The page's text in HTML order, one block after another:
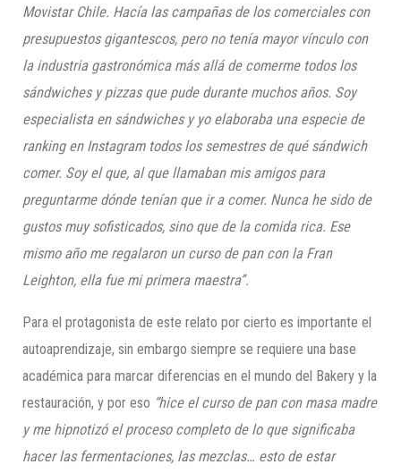
Movistar Chile. Hacía las campañas de los comerciales con
presupuestos gigantescos, pero no tenía mayor vínculo con
la industria gastronómica más allá de comerme todos los
sándwiches y pizzas que pude durante muchos años. Soy
especialista en sándwiches y yo elaboraba una especie de
ranking en Instagram todos los semestres de qué sándwich
comer. Soy el que, al que llamaban mis amigos para
preguntarme dónde tenían que ir a comer. Nunca he sido de
gustos muy sofisticados, sino que de la comida rica. Ese
mismo año me regalaron un curso de pan con la Fran
Leighton, ella fue mi primera maestra”.
Para el protagonista de este relato por cierto es importante el
autoaprendizaje, sin embargo siempre se requiere una base
académica para marcar diferencias en el mundo del Bakery y la
restauración, y por eso “hice el curso de pan con masa madre
y me hipnotizó el proceso completo de lo que significaba
hacer las fermentaciones, las mezclas… esto de estar